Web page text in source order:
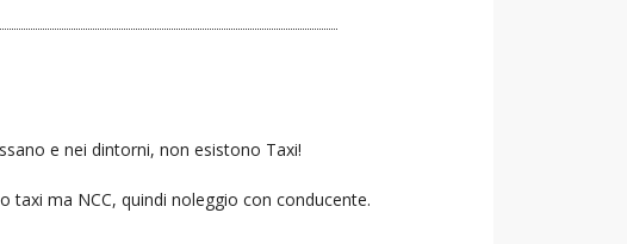
e nei dintorni, non esistono Taxi!
ma NCC, quindi noleggio con conducente.